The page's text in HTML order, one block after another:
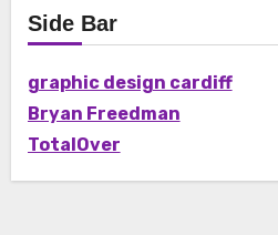
Side Bar
graphic design cardiff
Bryan Freedman
TotalOver